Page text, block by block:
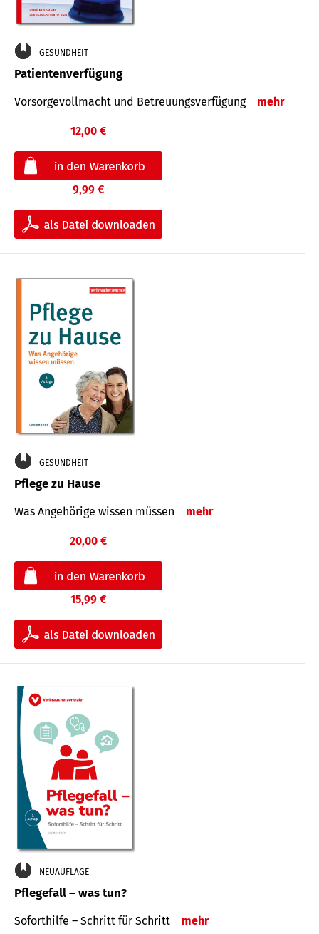
GESUNDHEIT
Patientenverfügung
Vorsorgevollmacht und Betreuungsverfügung mehr
12,00 €
9,99 €
GESUNDHEIT
Pflege zu Hause
Was Angehörige wissen müssen mehr
20,00 €
15,99 €
NEUAUFLAGE
Pflegefall – was tun?
Soforthilfe – Schritt für Schritt mehr